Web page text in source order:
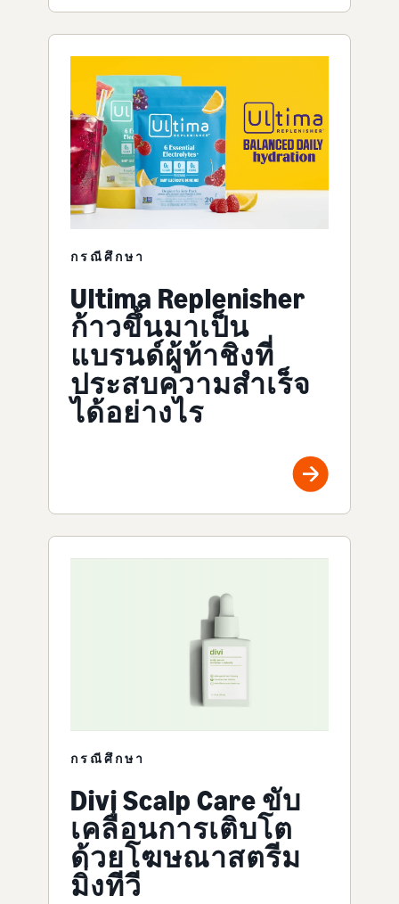
กรณีศึกษา
Ultima Replenisher
ก้าวขึ้นมาเป็น
แบรนด์ผู้ท้าชิงที่
ประสบความสำเร็จ
ได้อย่างไร
กรณีศึกษา
Divi Scalp Care ขับ
เคลื่อนการเติบโต
ด้วยโฆษณาสตรีม
มิ่งทีวี